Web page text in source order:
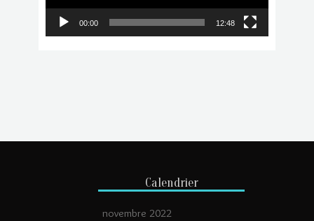
00:00 12:48
Calendrier
novembre 2022